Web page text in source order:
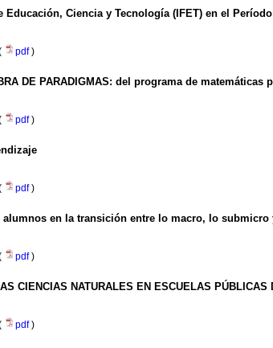
Ciencia y Tecnología (IFET) en el Período
pdf)
DE PARADIGMAS: del programa de
pdf)
pdf)
alumnos en la transición entre lo macro, lo
pdf)
CIENCIAS NATURALES EN ESCUELAS
pdf)